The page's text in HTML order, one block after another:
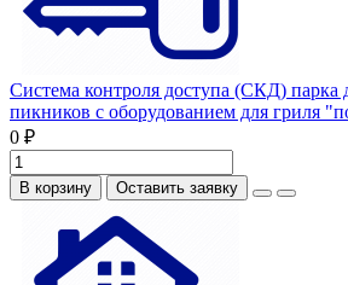
Система контроля доступа (СКД) парка
пикников с оборудованием для гриля
0 ₽
В корзину Оставить заявку